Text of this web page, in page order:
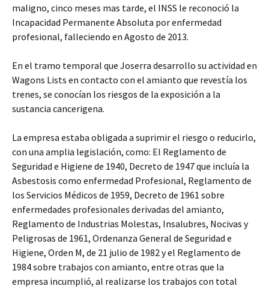
maligno, cinco meses mas tarde, el INSS le reconoció la
Incapacidad Permanente Absoluta por enfermedad
profesional, falleciendo en Agosto de 2013.
En el tramo temporal que Joserra desarrollo su actividad en
Wagons Lists en contacto con el amianto que revestía los
trenes, se conocían los riesgos de la exposición a la
sustancia cancerigena.
La empresa estaba obligada a suprimir el riesgo o reducirlo,
con una amplia legislación, como: El Reglamento de
Seguridad e Higiene de 1940, Decreto de 1947 que incluía la
Asbestosis como enfermedad Profesional, Reglamento de
los Servicios Médicos de 1959, Decreto de 1961 sobre
enfermedades profesionales derivadas del amianto,
Reglamento de Industrias Molestas, Insalubres, Nocivas y
Peligrosas de 1961, Ordenanza General de Seguridad e
Higiene, Orden M, de 21 julio de 1982 y el Reglamento de
1984 sobre trabajos con amianto, entre otras que la
empresa incumplió, al realizarse los trabajos con total